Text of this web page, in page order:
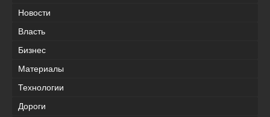
Новости
Власть
Бизнес
Материалы
Технологии
Дороги